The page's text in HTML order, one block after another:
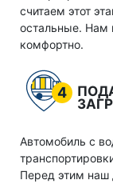
считаем этот
остальные. Нам
комфортно.
4
Автомобиль с
Перед этим наш